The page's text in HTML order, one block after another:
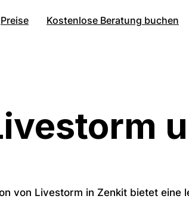
Preise Kostenlose Beratung buchen
von Livestorm in Zenkit bietet eine